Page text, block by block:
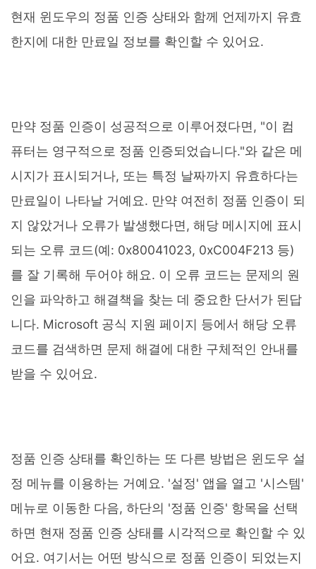
현재 윈도우의 정품 인증 상태와 함께 언제까지 유효
한지에 대한 만료일 정보를 확인할 수 있어요.
만약 정품 인증이 성공적으로 이루어졌다면, "이 컴
퓨터는 영구적으로 정품 인증되었습니다."와 같은 메
시지가 표시되거나, 또는 특정 날짜까지 유효하다는
만료일이 나타날 거예요. 만약 여전히 정품 인증이 되
지 않았거나 오류가 발생했다면, 해당 메시지에 표시
되는 오류 코드(예: 0x80041023, 0xC004F213 등)
를 잘 기록해 두어야 해요. 이 오류 코드는 문제의 원
인을 파악하고 해결책을 찾는 데 중요한 단서가 된답
니다. Microsoft 공식 지원 페이지 등에서 해당 오류
코드를 검색하면 문제 해결에 대한 구체적인 안내를
받을 수 있어요.
정품 인증 상태를 확인하는 또 다른 방법은 윈도우 설
정 메뉴를 이용하는 거예요. '설정' 앱을 열고 '시스템'
메뉴로 이동한 다음, 하단의 '정품 인증' 항목을 선택
하면 현재 정품 인증 상태를 시각적으로 확인할 수 있
어요. 여기서는 어떤 방식으로 정품 인증이 되었는지